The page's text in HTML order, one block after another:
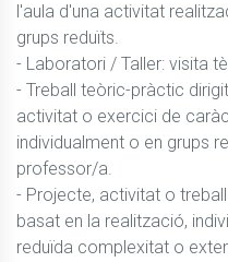
l'aula d'una activitat
grups reduïts.
- Laboratori / Taller: visita
- Treball teòric-pràctic
activitat o exercici de
individualment o en grups
professor/a.
- Projecte, activitat o
basat en la realització,
reduïda complexitat o